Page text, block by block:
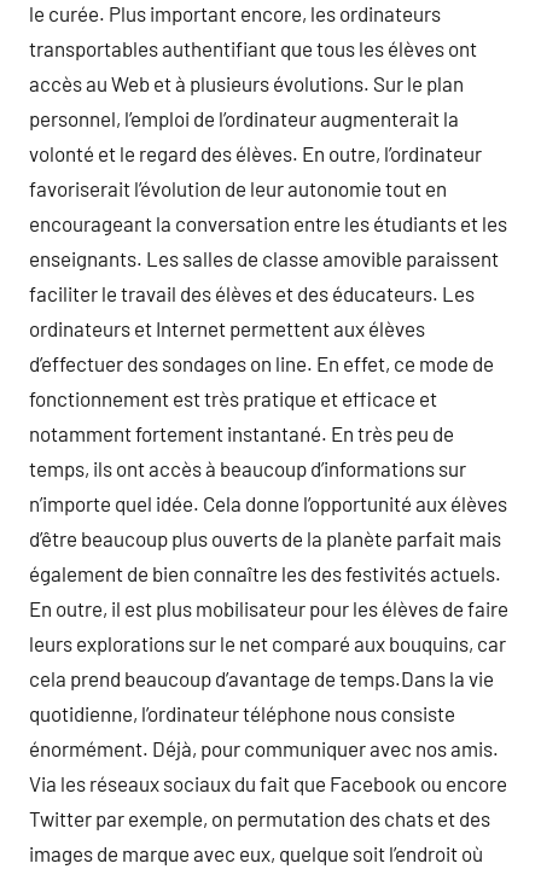
le curée. Plus important encore, les ordinateurs
transportables authentifiant que tous les élèves ont
accès au Web et à plusieurs évolutions. Sur le plan
personnel, l’emploi de l’ordinateur augmenterait la
volonté et le regard des élèves. En outre, l’ordinateur
favoriserait l’évolution de leur autonomie tout en
encourageant la conversation entre les étudiants et les
enseignants. Les salles de classe amovible paraissent
faciliter le travail des élèves et des éducateurs. Les
ordinateurs et Internet permettent aux élèves
d’effectuer des sondages on line. En effet, ce mode de
fonctionnement est très pratique et efficace et
notamment fortement instantané. En très peu de
temps, ils ont accès à beaucoup d’informations sur
n’importe quel idée. Cela donne l’opportunité aux élèves
d’être beaucoup plus ouverts de la planète parfait mais
également de bien connaître les des festivités actuels.
En outre, il est plus mobilisateur pour les élèves de faire
leurs explorations sur le net comparé aux bouquins, car
cela prend beaucoup d’avantage de temps.Dans la vie
quotidienne, l’ordinateur téléphone nous consiste
énormément. Déjà, pour communiquer avec nos amis.
Via les réseaux sociaux du fait que Facebook ou encore
Twitter par exemple, on permutation des chats et des
images de marque avec eux, quelque soit l’endroit où